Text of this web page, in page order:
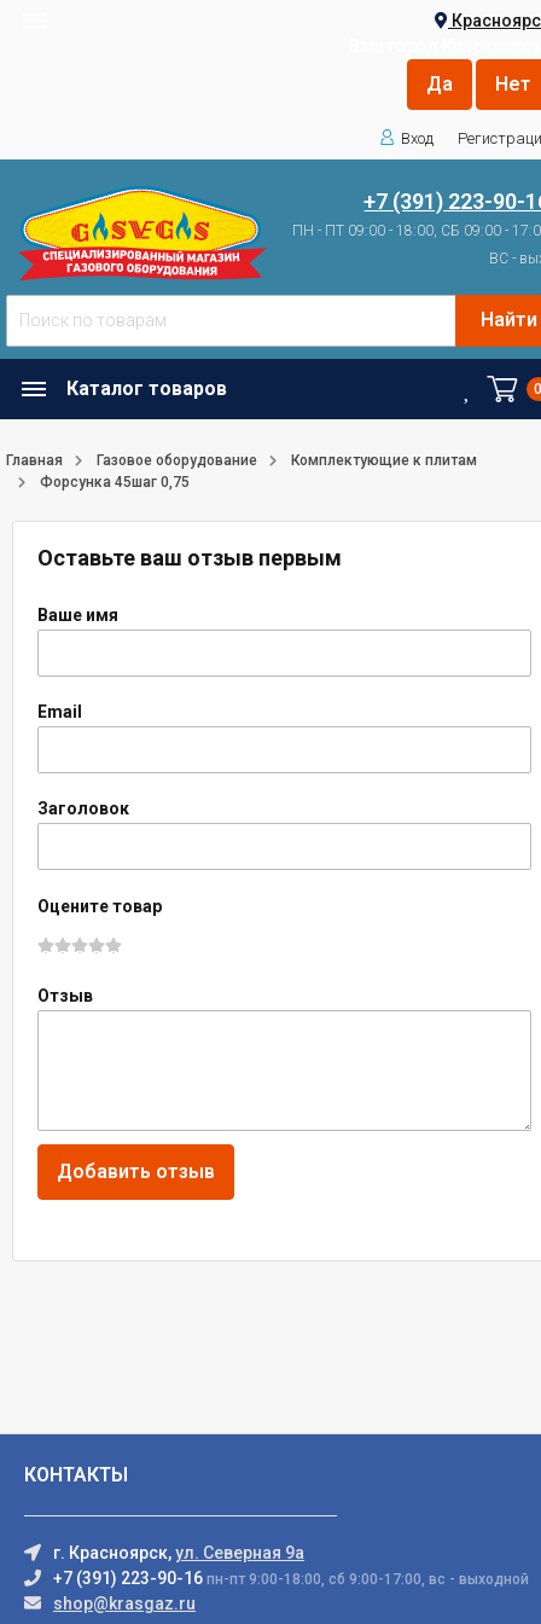
Вход
+7 (391) 223-90-
ПН - ПТ 09:00 - 18:00, СБ 09:00 -
ВС -
Найти
Каталог товаров
Главная Газовое оборудование
Комплектующие к плитам
Форсунка 45шаг 0,75
Оставьте ваш отзыв первым
Ваше имя
Email
Заголовок
Оцените товар
Отзыв
КОНТАКТЫ
г. Красноярск,ул. Северная 9а
+7 (391) 223-90-16 пн-пт 9:00-18:00, сб 9:00-17:00, вс - выходной
shop@krasgaz.ru